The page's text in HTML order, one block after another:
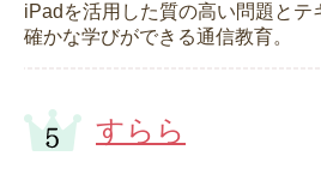
iPadを活用した質の高い問題とテ
確かな学びができる通信教育。
すらら